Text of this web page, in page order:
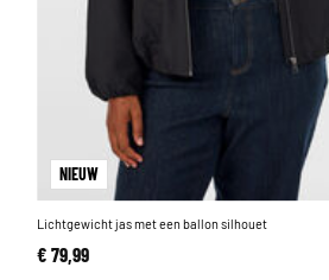
NIEUW
Lichtgewicht jas met een ballon silhouet
€ 79,99